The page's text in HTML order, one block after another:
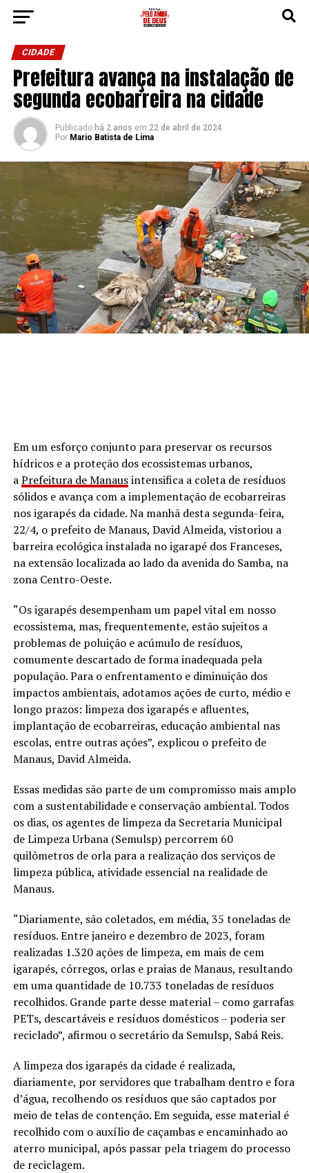
CIDADE
Prefeitura avança na instalação de
segunda ecobarreira na cidade
Publicado há 2 anos em 22 de abril de 2024
Por Mario Batista de Lima
Em um esforço conjunto para preservar os recursos
hídricos e a proteção dos ecossistemas urbanos,
aPrefeitura de Manausintensifica a coleta de resíduos
sólidos e avança com a implementação de ecobarreiras
nos igarapés da cidade. Na manhã desta segunda-feira,
22/4, o prefeito de Manaus, David Almeida, vistoriou a
barreira ecológica instalada no igarapé dos Franceses,
na extensão localizada ao lado da avenida do Samba, na
zona Centro-Oeste.
“Os igarapés desempenham um papel vital em nosso
ecossistema, mas, frequentemente, estão sujeitos a
problemas de poluição e acúmulo de resíduos,
comumente descartado de forma inadequada pela
população. Para o enfrentamento e diminuição dos
impactos ambientais, adotamos ações de curto, médio e
longo prazos: limpeza dos igarapés e afluentes,
implantação de ecobarreiras, educação ambiental nas
escolas, entre outras ações”, explicou o prefeito de
Manaus, David Almeida.
Essas medidas são parte de um compromisso mais amplo
com a sustentabilidade e conservação ambiental. Todos
os dias, os agentes de limpeza da Secretaria Municipal
de Limpeza Urbana (Semulsp) percorrem 60
quilômetros de orla para a realização dos serviços de
limpeza pública, atividade essencial na realidade de
Manaus.
“Diariamente, são coletados, em média, 35 toneladas de
resíduos. Entre janeiro e dezembro de 2023, foram
realizadas 1.320 ações de limpeza, em mais de cem
igarapés, córregos, orlas e praias de Manaus, resultando
em uma quantidade de 10.733 toneladas de resíduos
recolhidos. Grande parte desse material – como garrafas
PETs, descartáveis e resíduos domésticos – poderia ser
reciclado”, afirmou o secretário da Semulsp, Sabá Reis.
A limpeza dos igarapés da cidade é realizada,
diariamente, por servidores que trabalham dentro e fora
d’água, recolhendo os resíduos que são captados por
meio de telas de contenção. Em seguida, esse material é
recolhido com o auxílio de caçambas e encaminhado ao
aterro municipal, após passar pela triagem do processo
de reciclagem.